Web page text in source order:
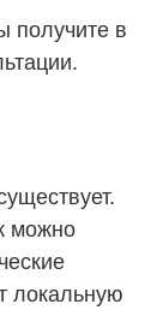
получите в
можно
локальную